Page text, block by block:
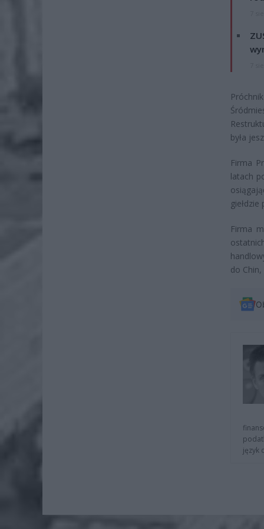
była
Firma
latach
Firma
do
język